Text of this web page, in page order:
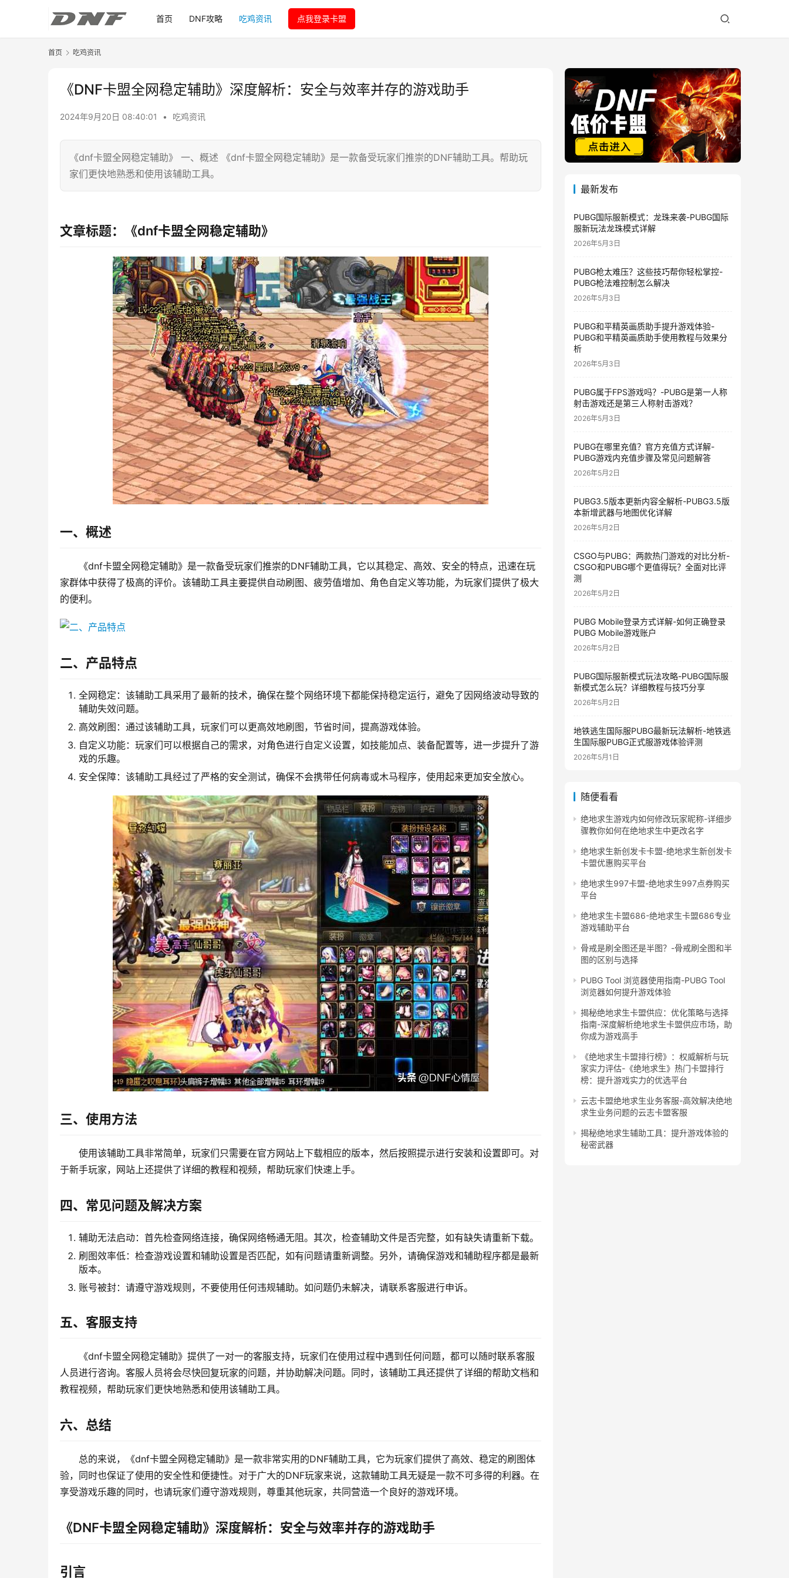
首页 DNF攻略 吃鸡资讯 点我登录卡盟
首页 吃鸡资讯
《DNF卡盟全网稳定辅助》深度解析：安全与效率并存的游戏助手
2024年9月20日 08:40:01 • 吃鸡资讯
《dnf卡盟全网稳定辅助》 一、概述 《dnf卡盟全网稳定辅助》是一款备受玩家们推崇的DNF辅助工具。帮助玩
家们更快地熟悉和使用该辅助工具。
文章标题：《dnf卡盟全网稳定辅助》
一、概述
《dnf卡盟全网稳定辅助》是一款备受玩家们推崇的DNF辅助工具，它以其稳定、高效、安全的特点，迅速在玩
家群体中获得了极高的评价。该辅助工具主要提供自动刷图、疲劳值增加、角色自定义等功能，为玩家们提供了极大
的便利。
二、产品特点
全网稳定：该辅助工具采用了最新的技术，确保在整个网络环境下都能保持稳定运行，避免了因网络波动导致的
辅助失效问题。
高效刷图：通过该辅助工具，玩家们可以更高效地刷图，节省时间，提高游戏体验。
自定义功能：玩家们可以根据自己的需求，对角色进行自定义设置，如技能加点、装备配置等，进一步提升了游
戏的乐趣。
安全保障：该辅助工具经过了严格的安全测试，确保不会携带任何病毒或木马程序，使用起来更加安全放心。
三、使用方法
使用该辅助工具非常简单，玩家们只需要在官方网站上下载相应的版本，然后按照提示进行安装和设置即可。对
于新手玩家，网站上还提供了详细的教程和视频，帮助玩家们快速上手。
四、常见问题及解决方案
辅助无法启动：首先检查网络连接，确保网络畅通无阻。其次，检查辅助文件是否完整，如有缺失请重新下载。
刷图效率低：检查游戏设置和辅助设置是否匹配，如有问题请重新调整。另外，请确保游戏和辅助程序都是最新
版本。
账号被封：请遵守游戏规则，不要使用任何违规辅助。如问题仍未解决，请联系客服进行申诉。
五、客服支持
《dnf卡盟全网稳定辅助》提供了一对一的客服支持，玩家们在使用过程中遇到任何问题，都可以随时联系客服
人员进行咨询。客服人员将会尽快回复玩家的问题，并协助解决问题。同时，该辅助工具还提供了详细的帮助文档和
教程视频，帮助玩家们更快地熟悉和使用该辅助工具。
六、总结
总的来说，《dnf卡盟全网稳定辅助》是一款非常实用的DNF辅助工具，它为玩家们提供了高效、稳定的刷图体
验，同时也保证了使用的安全性和便捷性。对于广大的DNF玩家来说，这款辅助工具无疑是一款不可多得的利器。在
享受游戏乐趣的同时，也请玩家们遵守游戏规则，尊重其他玩家，共同营造一个良好的游戏环境。
《DNF卡盟全网稳定辅助》深度解析：安全与效率并存的游戏助手
引言
最新发布
PUBG国际服新模式：龙珠来袭-PUBG国际
服新玩法龙珠模式详解
2026年5月3日
PUBG枪太难压？这些技巧帮你轻松掌控-
PUBG枪法难控制怎么解决
2026年5月3日
PUBG和平精英画质助手提升游戏体验-
PUBG和平精英画质助手使用教程与效果分
析
2026年5月3日
PUBG属于FPS游戏吗？-PUBG是第一人称
射击游戏还是第三人称射击游戏？
2026年5月3日
PUBG在哪里充值？官方充值方式详解-
PUBG游戏内充值步骤及常见问题解答
2026年5月2日
PUBG3.5版本更新内容全解析-PUBG3.5版
本新增武器与地图优化详解
2026年5月2日
CSGO与PUBG：两款热门游戏的对比分析-
CSGO和PUBG哪个更值得玩？全面对比评
测
2026年5月2日
PUBG Mobile登录方式详解-如何正确登录
PUBG Mobile游戏账户
2026年5月2日
PUBG国际服新模式玩法攻略-PUBG国际服
新模式怎么玩？详细教程与技巧分享
2026年5月2日
地铁逃生国际服PUBG最新玩法解析-地铁逃
生国际服PUBG正式服游戏体验评测
2026年5月1日
随便看看
绝地求生游戏内如何修改玩家昵称-详细步
骤教你如何在绝地求生中更改名字
绝地求生新创发卡卡盟-绝地求生新创发卡
卡盟优惠购买平台
绝地求生997卡盟-绝地求生997点券购买
平台
绝地求生卡盟686-绝地求生卡盟686专业
游戏辅助平台
骨戒是刷全图还是半图？-骨戒刷全图和半
图的区别与选择
PUBG Tool 浏览器使用指南-PUBG Tool
浏览器如何提升游戏体验
揭秘绝地求生卡盟供应：优化策略与选择
指南-深度解析绝地求生卡盟供应市场，助
你成为游戏高手
《绝地求生卡盟排行榜》：权威解析与玩
家实力评估-《绝地求生》热门卡盟排行
榜：提升游戏实力的优选平台
云志卡盟绝地求生业务客服-高效解决绝地
求生业务问题的云志卡盟客服
揭秘绝地求生辅助工具：提升游戏体验的
秘密武器